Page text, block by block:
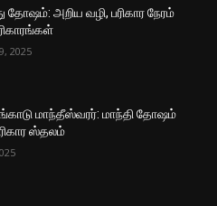
தோஷம்: அறிய வழி, பரிகார நேரம்
2025
மாந்தீஸ்வரர்: மாந்தி தோஷம்
ஸ்தலம்